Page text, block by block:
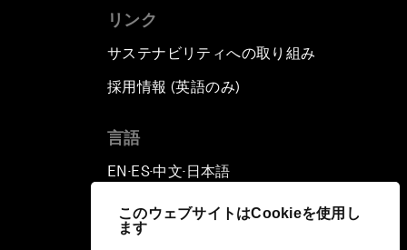
このウェブサイトはCookieを使用し
ます
リンク
サステナビリティへの取り組み
採用情報 (英語のみ)
言語
EN ▪ES▪中文▪ 日本語